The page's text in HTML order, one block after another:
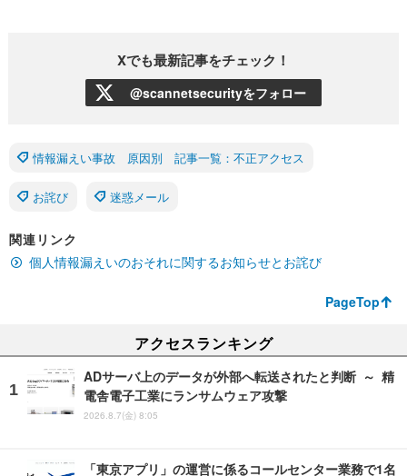
Xでも最新記事をチェック！
@scannetsecurityをフォロー
情報漏えい事故 原因別 記事一覧：不正アクセス
お詫び 迷惑メール
関連リンク
個人情報漏えいのおそれに関するお知らせとお詫び
PageTop
アクセスランキング
ADサーバ上のデータが外部へ転送されたと判断 ～ 精
電舎電子工業にランサムウェア攻撃
2026.8.7(金) 8:05
「東京アプリ」の運営に係るコールセンター業務で1名